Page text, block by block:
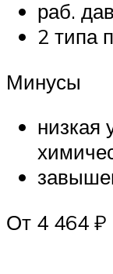
раб.
2 типа
Минусы
низкая
От 4 464 ₽